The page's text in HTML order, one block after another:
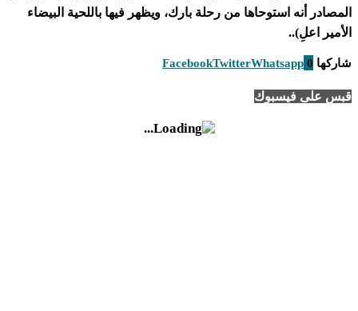
المصادر أنه استوحاها من رحلة بارك، ويظهر فيها باللحية البيضاء
الأمير اعلِ)..
شاركها 0
FacebookTwitterWhatsapp
قبس على فيسبوك